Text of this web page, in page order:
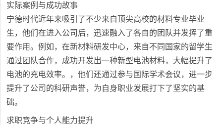
实际案例与成功故事
宁德时代近年来吸引了不少来自顶尖高校的材料专业毕业
生，他们在进入公司后，迅速融入了各自的团队并发挥了重
要作用。例如，在新材料研发中心，来自不同国家的留学生
通过团队合作，成功开发出一种新型电池材料，大幅提升了
电池的充电效率。，他们还通过参与国际学术会议，进一步
提升了公司的科研声誉，为自身职业发展打下了坚实的基
础。
求职竞争与个人能力提升